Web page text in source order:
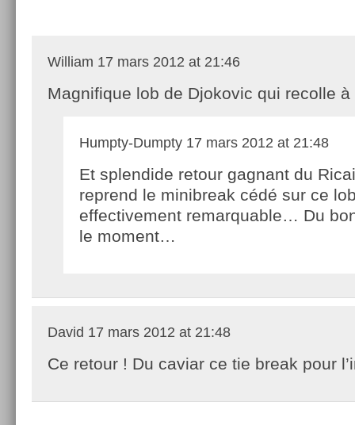
William 17 mars 2012 at 21:46
Magnifique lob de Djokovic qui recolle à
Humpty-Dumpty 17 mars 2012 at 21:48
Et splendide retour gagnant du
reprend le minibreak cédé sur ce
effectivement remarquable… Du
le moment…
David 17 mars 2012 at 21:48
Ce retour ! Du caviar ce tie break pour